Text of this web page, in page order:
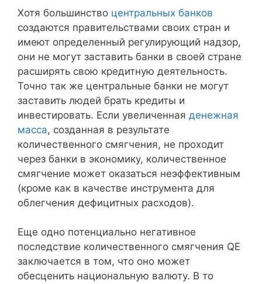
Хотя большинство центральных банков
создаются правительствами своих стран и
имеют определенный регулирующий надзор,
они не могут заставить банки в своей стране
расширять свою кредитную деятельность.
Точно так же центральные банки не могут
заставить людей брать кредиты и
инвестировать. Если увеличенная денежная
масса, созданная в результате
количественного смягчения, не проходит
через банки в экономику, количественное
смягчение может оказаться неэффективным
(кроме как в качестве инструмента для
облегчения дефицитных расходов).
Еще одно потенциально негативное
последствие количественного смягчения QE
заключается в том, что оно может
обесценить национальную валюту. В то